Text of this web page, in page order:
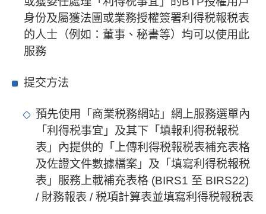
身份及屬獲法團或業務授權簽署利得税報税表
的人士（例如：董事、秘書等）均可以使用此
服務
提交方法
預先使用「商業税務網站」網上服務選單內
「利得税事宜」及其下「填報利得税報税
表」內提供的「上傳利得税報税表補充表格
及佐證文件數據檔案」及「填寫利得税報税
表」服務上載補充表格 (BIRS1 至 BIRS22)
/ 財務報表 / 税項計算表並填寫利得税報税表